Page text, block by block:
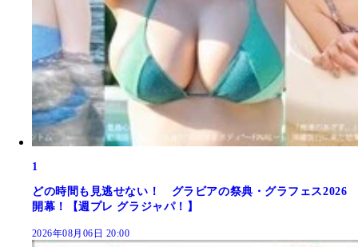
1
どの時間も見逃せない！ グラビアの祭典・グラフェス2026
開幕！【週プレ グラジャパ！】
2026年08月06日 20:00